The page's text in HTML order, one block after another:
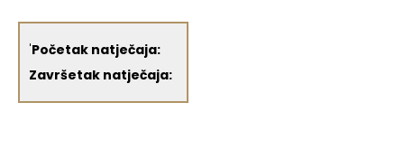
'Početak natječaja:
Završetak natječaja: